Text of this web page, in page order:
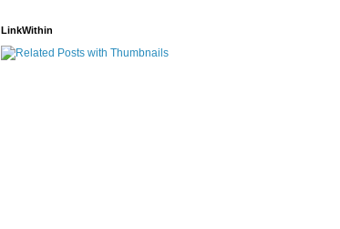
LinkWithin